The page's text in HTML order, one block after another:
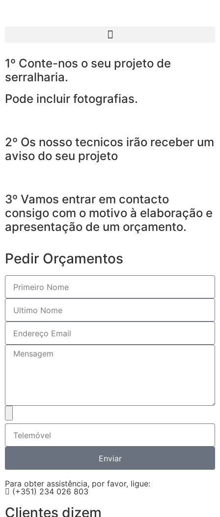
1º Conte-nos o seu projeto de
serralharia.
Pode incluir fotografias.
2º Os nosso tecnicos irão receber um
aviso do seu projeto
3º Vamos entrar em contacto
consigo com o motivo à elaboração e
apresentação de um orçamento.
Pedir Orçamentos
Enviar
Para obter assistência, por favor, ligue:
(+351) 234 026 803
Clientes dizem